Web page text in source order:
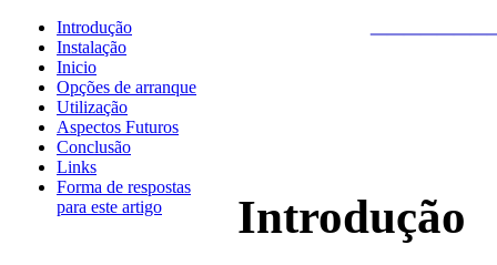
Introdução
Instalação
Inicio
Opções de arranque
Utilização
Aspectos Futuros
Conclusão
Links
Forma de respostas
para este artigo
Introdução